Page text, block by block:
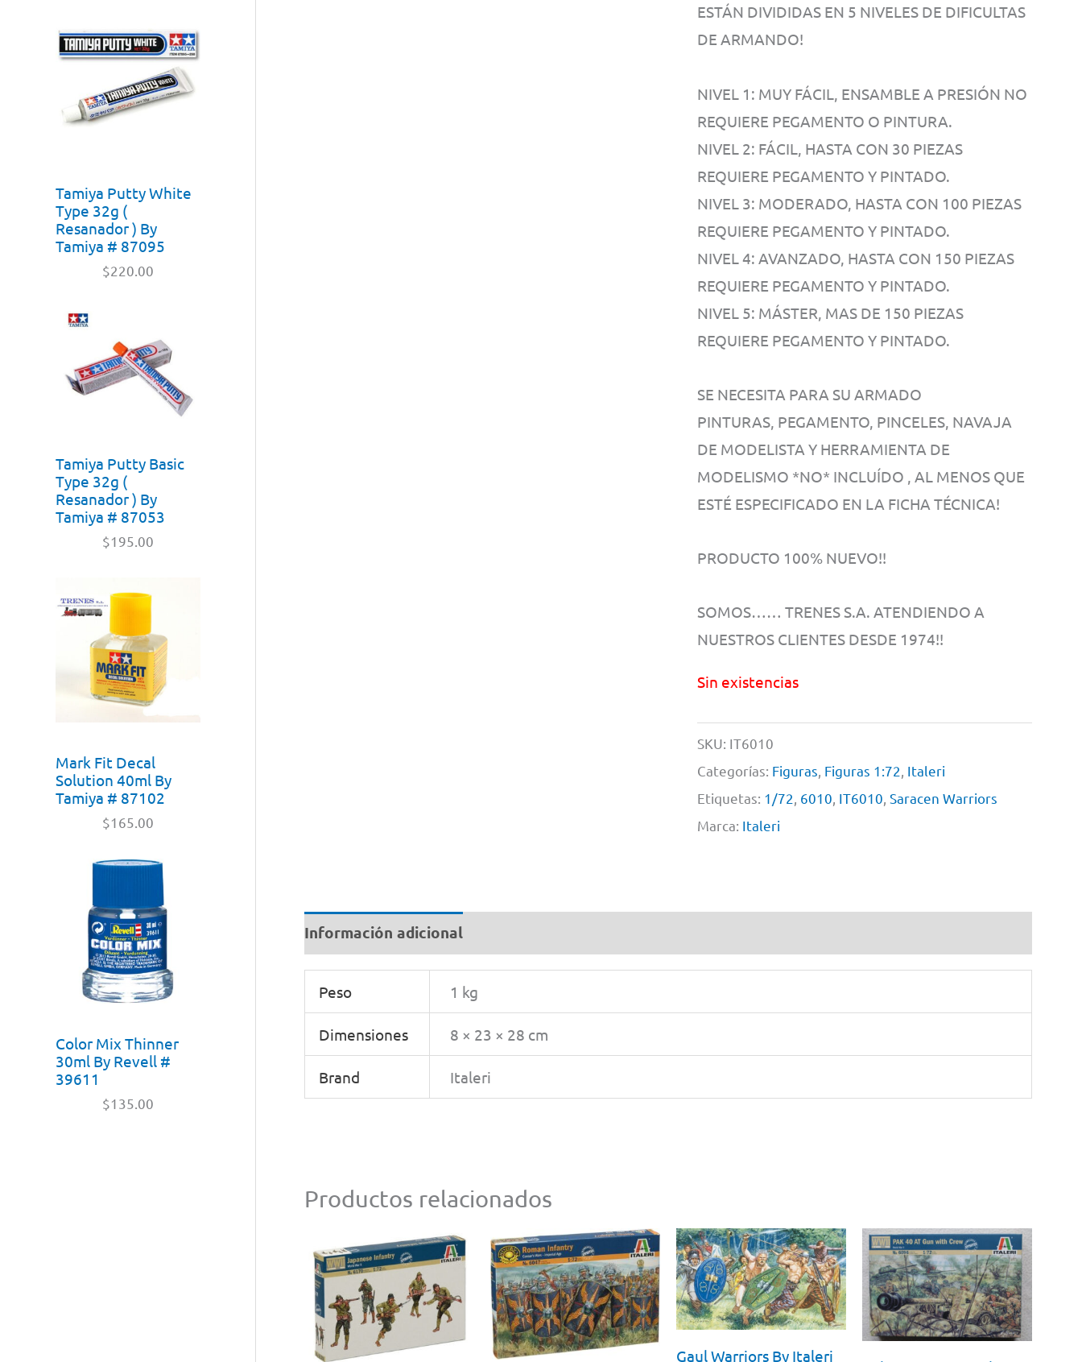
Tamiya Putty White
Type 32g (
Resanador ) By
Tamiya # 87095
$220.00
Tamiya Putty Basic
Type 32g (
Resanador ) By
Tamiya # 87053
$195.00
Mark Fit Decal
Solution 40ml By
Tamiya # 87102
$165.00
Color Mix Thinner
30ml By Revell #
39611
$135.00
ESTÁN DIVIDIDAS EN 5 NIVELES DE DIFICULTAS
DE ARMANDO!
NIVEL 1: MUY FÁCIL, ENSAMBLE A PRESIÓN NO
REQUIERE PEGAMENTO O PINTURA.
NIVEL 2: FÁCIL, HASTA CON 30 PIEZAS
REQUIERE PEGAMENTO Y PINTADO.
NIVEL 3: MODERADO, HASTA CON 100 PIEZAS
REQUIERE PEGAMENTO Y PINTADO.
NIVEL 4: AVANZADO, HASTA CON 150 PIEZAS
REQUIERE PEGAMENTO Y PINTADO.
NIVEL 5: MÁSTER, MAS DE 150 PIEZAS
REQUIERE PEGAMENTO Y PINTADO.
SE NECESITA PARA SU ARMADO
PINTURAS, PEGAMENTO, PINCELES, NAVAJA
DE MODELISTA Y HERRAMIENTA DE
MODELISMO *NO* INCLUÍDO , AL MENOS QUE
ESTÉ ESPECIFICADO EN LA FICHA TÉCNICA!
PRODUCTO 100% NUEVO!!
SOMOS…… TRENES S.A. ATENDIENDO A
NUESTROS CLIENTES DESDE 1974!!
Sin existencias
SKU: IT6010
Categorías: Figuras, Figuras 1:72, Italeri
Etiquetas: 1/72, 6010, IT6010, Saracen Warriors
Marca: Italeri
Información adicional
Peso 1 kg
Dimensiones 8 × 23 × 28 cm
Brand Italeri
Productos relacionados
Gaul Warriors By Italeri